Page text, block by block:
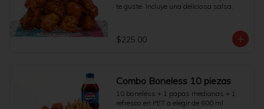
te guste. Incluye una deliciosa salsa.
$225.00
Combo Boneless 10 piezas
10 boneless + 1 papas medianas + 1
refresco en PET a elegir de 600 ml